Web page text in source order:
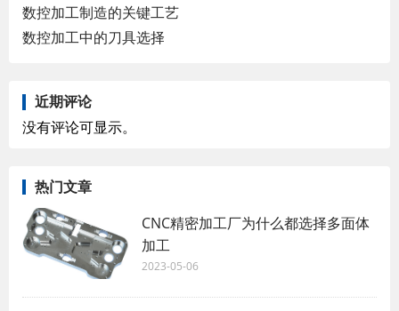
数控加工制造的关键工艺
数控加工中的刀具选择
近期评论
没有评论可显示。
热门文章
CNC精密加工厂为什么都选择多面体
加工
2023-05-06